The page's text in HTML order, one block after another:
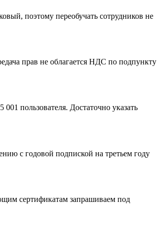
поэтому переобучать сотрудников не
прав не облагается НДС по подпункту
пользователя. Достаточно указать
с годовой подпиской на третьем году
сертификатам запрашиваем под